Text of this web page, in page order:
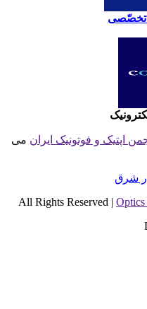
اپتیک و فوتونیک ایران می
شرق